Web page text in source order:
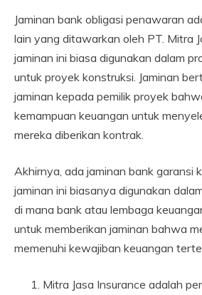
Jaminan bank obligasi penawaran
lain yang ditawarkan oleh PT. Mitra
jaminan ini biasa digunakan dalam
untuk proyek konstruksi. Jaminan
jaminan kepada pemilik proyek
kemampuan keuangan untuk
mereka diberikan kontrak.
Akhirnya, ada jaminan bank garansi
jaminan ini biasanya digunakan
di mana bank atau lembaga
untuk memberikan jaminan bahwa
memenuhi kewajiban keuangan
Mitra Jasa Insurance adalah